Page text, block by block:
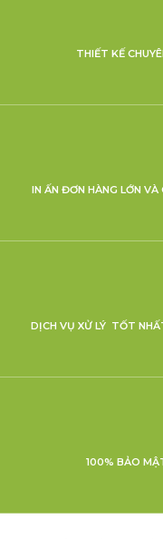
THIẾT KẾ
IN ẤN ĐƠN HÀNG LỚN
DỊCH VỤ XỬ LÝ TỐT
100% BẢO